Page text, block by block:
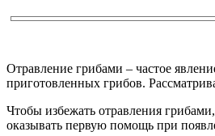
Отравление грибами – частое
приготовленных грибов.
Чтобы избежать отравления
оказывать первую помощь при